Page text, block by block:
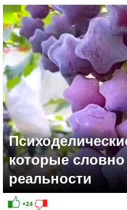
+18
которые
реальности